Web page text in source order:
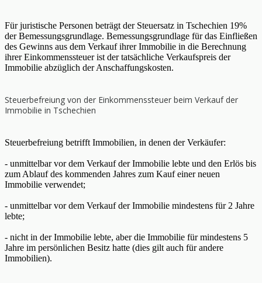
Für juristische Personen beträgt der Steuersatz in Tschechien 19%
der Bemessungsgrundlage. Bemessungsgrundlage für das Einfließen
des Gewinns aus dem Verkauf ihrer Immobilie in die Berechnung
ihrer Einkommenssteuer ist der tatsächliche Verkaufspreis der
Immobilie abzüglich der Anschaffungskosten.
Steuerbefreiung von der Einkommenssteuer beim Verkauf der
Immobilie in Tschechien
Steuerbefreiung betrifft Immobilien, in denen der Verkäufer:
- unmittelbar vor dem Verkauf der Immobilie lebte und den Erlös bis
zum Ablauf des kommenden Jahres zum Kauf einer neuen
Immobilie verwendet;
- unmittelbar vor dem Verkauf der Immobilie mindestens für 2 Jahre
lebte;
- nicht in der Immobilie lebte, aber die Immobilie für mindestens 5
Jahre im persönlichen Besitz hatte (dies gilt auch für andere
Immobilien).